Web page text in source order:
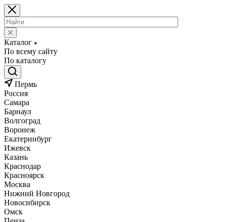
Каталог
По всему сайту
По каталогу
Пермь
Россия
Самара
Барнаул
Волгоград
Воронеж
Екатеринбург
Ижевск
Казань
Краснодар
Красноярск
Москва
Нижний Новгород
Новосибирск
Омск